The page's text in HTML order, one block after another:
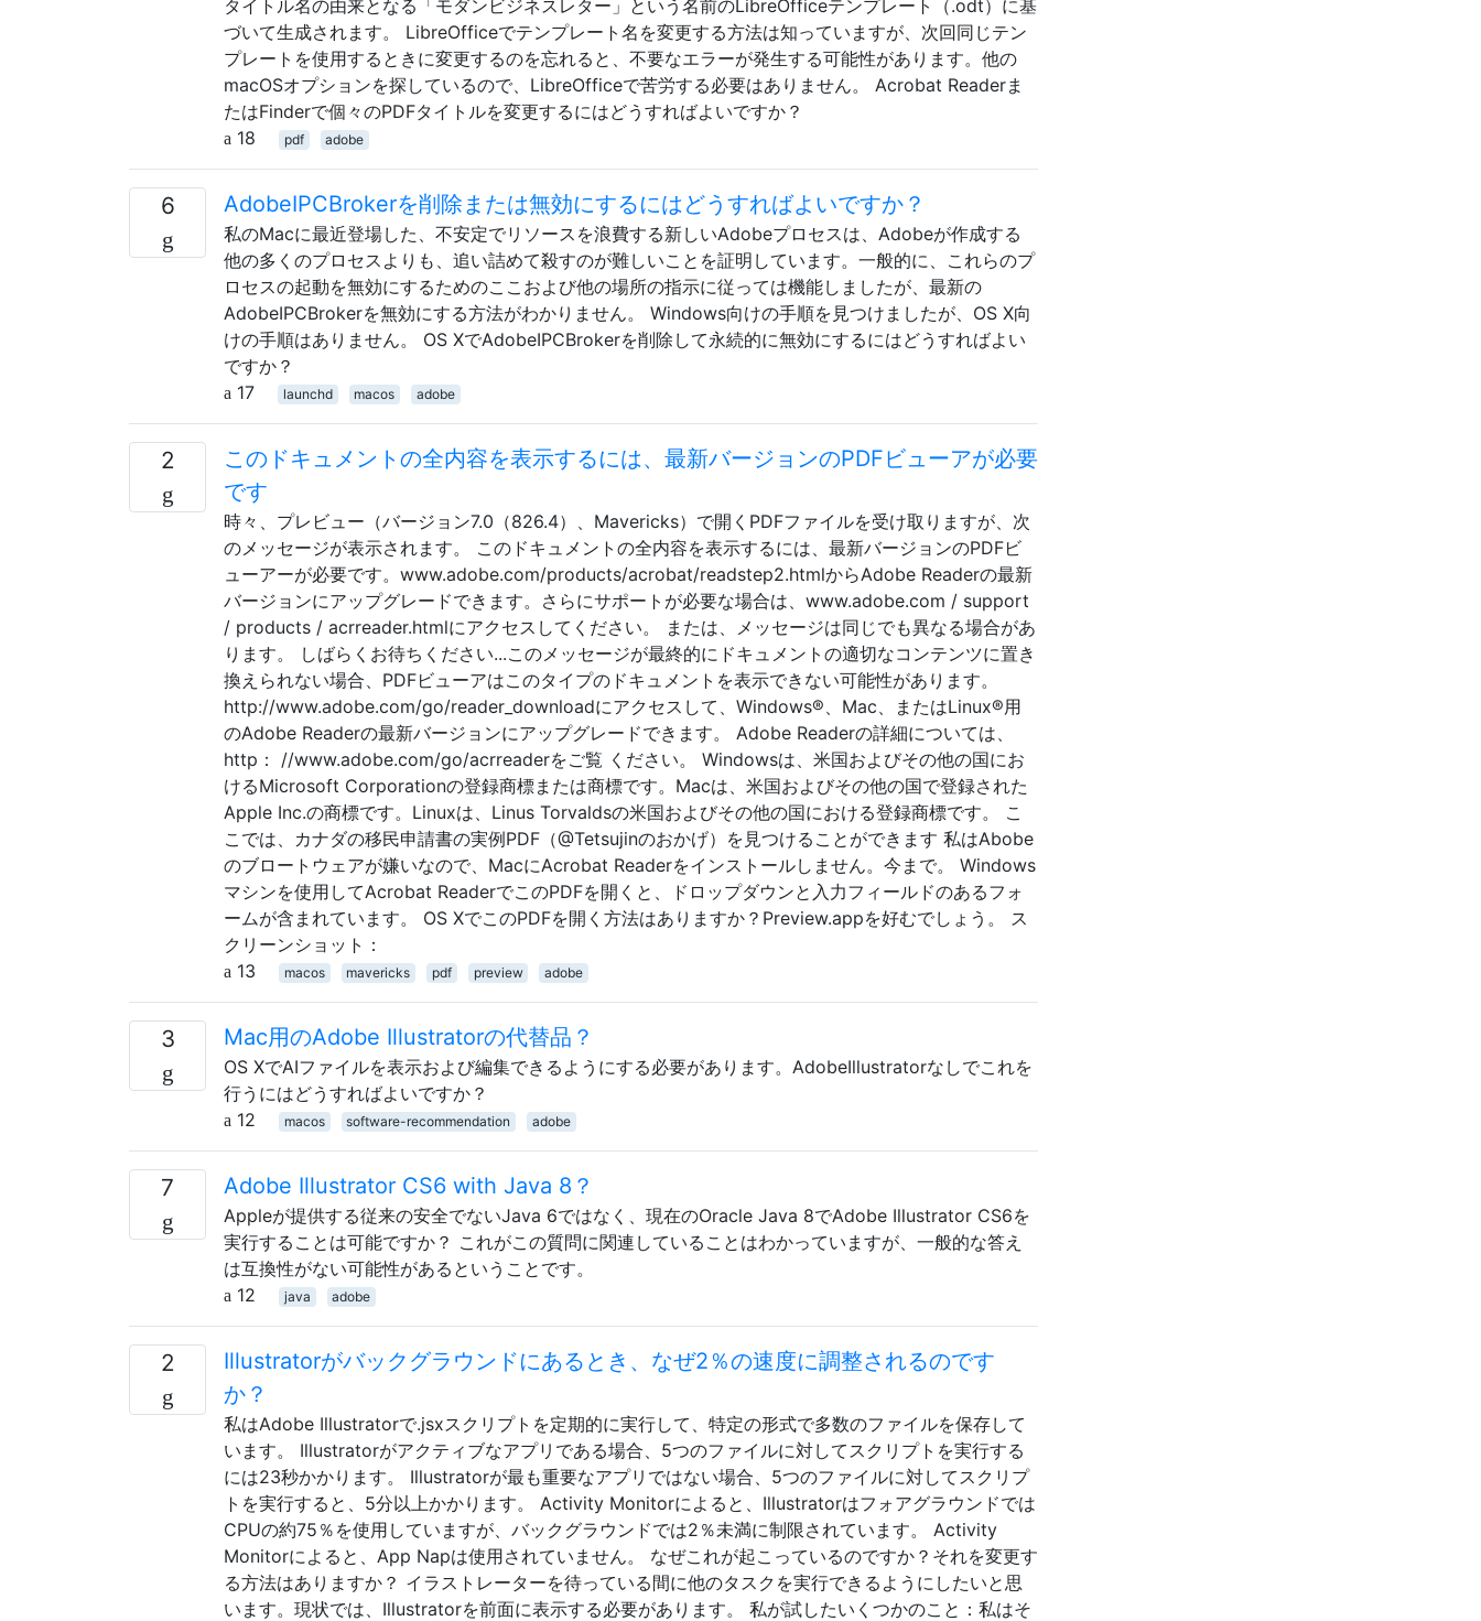
タイトル名の由来となる「モダンビジネスレター」という名前のLibreOfficeテンプレート（.odt）に基
づいて生成されます。 LibreOfficeでテンプレート名を変更する方法は知っていますが、次回同じテン
プレートを使用するときに変更するのを忘れると、不要なエラーが発生する可能性があります。他の
macOSオプションを探しているので、LibreOfficeで苦労する必要はありません。 Acrobat Readerま
たはFinderで個々のPDFタイトルを変更するにはどうすればよいですか？
18
pdf adobe
6 AdobeIPCBrokerを削除または無効にするにはどうすればよいですか？
私のMacに最近登場した、不安定でリソースを浪費する新しいAdobeプロセスは、Adobeが作成する
他の多くのプロセスよりも、追い詰めて殺すのが難しいことを証明しています。一般的に、これらのプ
ロセスの起動を無効にするためのここおよび他の場所の指示に従っては機能しましたが、最新の
AdobeIPCBrokerを無効にする方法がわかりません。 Windows向けの手順を見つけましたが、OS X向
けの手順はありません。 OS XでAdobeIPCBrokerを削除して永続的に無効にするにはどうすればよい
ですか？
17
launchd macos adobe
2
このドキュメントの全内容を表示するには、最新バージョンのPDFビューアが必要
です
時々、プレビュー（バージョン7.0（826.4）、Mavericks）で開くPDFファイルを受け取りますが、次
のメッセージが表示されます。 このドキュメントの全内容を表示するには、最新バージョンのPDFビ
ューアーが必要です。www.adobe.com/products/acrobat/readstep2.htmlからAdobe Readerの最新
バージョンにアップグレードできます。さらにサポートが必要な場合は、www.adobe.com / support
/ products / acrreader.htmlにアクセスしてください。 または、メッセージは同じでも異なる場合があ
ります。 しばらくお待ちください...このメッセージが最終的にドキュメントの適切なコンテンツに置き
換えられない場合、PDFビューアはこのタイプのドキュメントを表示できない可能性があります。
http://www.adobe.com/go/reader_downloadにアクセスして、Windows®、Mac、またはLinux®用
のAdobe Readerの最新バージョンにアップグレードできます。 Adobe Readerの詳細については、
http： //www.adobe.com/go/acrreaderをご覧 ください。 Windowsは、米国およびその他の国にお
けるMicrosoft Corporationの登録商標または商標です。Macは、米国およびその他の国で登録された
Apple Inc.の商標です。Linuxは、Linus Torvaldsの米国およびその他の国における登録商標です。 こ
こでは、カナダの移民申請書の実例PDF（@Tetsujinのおかげ）を見つけることができます 私はAbobe
のブロートウェアが嫌いなので、MacにAcrobat Readerをインストールしません。今まで。 Windows
マシンを使用してAcrobat ReaderでこのPDFを開くと、ドロップダウンと入力フィールドのあるフォ
ームが含まれています。 OS XでこのPDFを開く方法はありますか？Preview.appを好むでしょう。 ス
クリーンショット：
13
macos mavericks pdf preview adobe
3 Mac用のAdobe Illustratorの代替品？
OS XでAIファイルを表示および編集できるようにする必要があります。AdobeIllustratorなしでこれを
行うにはどうすればよいですか？
12
macos software-recommendation adobe
7 Adobe Illustrator CS6 with Java 8？
Appleが提供する従来の安全でないJava 6ではなく、現在のOracle Java 8でAdobe Illustrator CS6を
実行することは可能ですか？ これがこの質問に関連していることはわかっていますが、一般的な答え
は互換性がない可能性があるということです。
12
java adobe
2
Illustratorがバックグラウンドにあるとき、なぜ2％の速度に調整されるのです
か？
私はAdobe Illustratorで.jsxスクリプトを定期的に実行して、特定の形式で多数のファイルを保存して
います。 Illustratorがアクティブなアプリである場合、5つのファイルに対してスクリプトを実行する
には23秒かかります。 Illustratorが最も重要なアプリではない場合、5つのファイルに対してスクリプ
トを実行すると、5分以上かかります。 Activity Monitorによると、Illustratorはフォアグラウンドでは
CPUの約75％を使用していますが、バックグラウンドでは2％未満に制限されています。 Activity
Monitorによると、App Napは使用されていません。 なぜこれが起こっているのですか？それを変更す
る方法はありますか？ イラストレーターを待っている間に他のタスクを実行できるようにしたいと思
います。現状では、Illustratorを前面に表示する必要があります。 私が試したいくつかのこと：私はそ